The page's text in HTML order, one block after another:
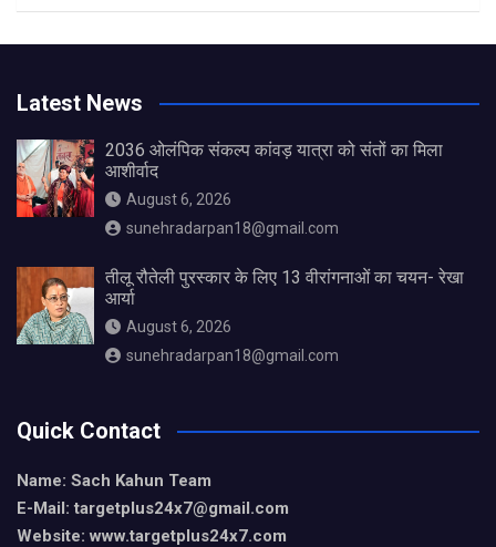
Latest News
2036 ओलंपिक संकल्प कांवड़ यात्रा को संतों का मिला
आशीर्वाद
August 6, 2026
sunehradarpan18@gmail.com
तीलू रौतेली पुरस्कार के लिए 13 वीरांगनाओं का चयन- रेखा
आर्या
August 6, 2026
sunehradarpan18@gmail.com
Quick Contact
Name: Sach Kahun Team
E-Mail: targetplus24x7@gmail.com
Website: www.targetplus24x7.com